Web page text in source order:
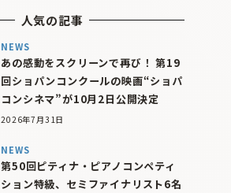
人気の記事
NEWS
あの感動をスクリーンで再び！ 第19
回ショパンコンクールの映画“ショパ
コンシネマ”が10月2日公開決定
2026年7月31日
NEWS
第50回ピティナ・ピアノコンペティ
ション特級、セミファイナリスト6名